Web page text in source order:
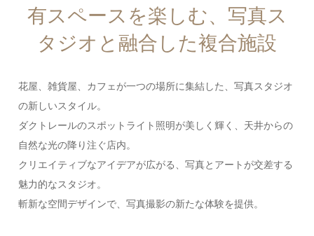
有スペースを楽しむ、写真ス
タジオと融合した複合施設
花屋、雑貨屋、カフェが一つの場所に集結した、写真スタジオ
の新しいスタイル。
ダクトレールのスポットライト照明が美しく輝く、天井からの
自然な光の降り注ぐ店内。
クリエイティブなアイデアが広がる、写真とアートが交差する
魅力的なスタジオ。
斬新な空間デザインで、写真撮影の新たな体験を提供。